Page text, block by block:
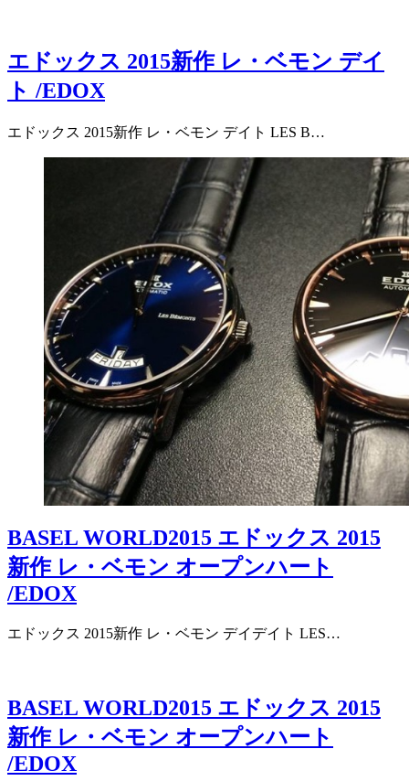
エドックス 2015新作 レ・ベモン デイ
ト /EDOX
エドックス 2015新作 レ・ベモン デイト LES B…
BASEL WORLD2015 エドックス 2015
新作 レ・ベモン オープンハート
/EDOX
エドックス 2015新作 レ・ベモン デイデイト LES…
BASEL WORLD2015 エドックス 2015
新作 レ・ベモン オープンハート
/EDOX